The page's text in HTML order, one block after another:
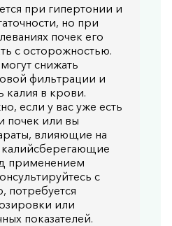
при гипертонии и
но при
почек его
с осторожностью.
снижать
фильтрации и
калия в крови.
если у вас уже есть
почек или вы
влияющие на
применением
с
потребуется
или
показателей.